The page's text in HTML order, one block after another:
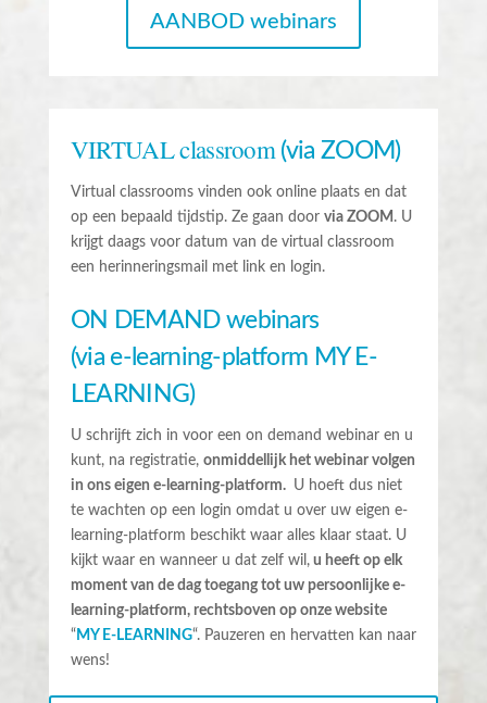
AANBOD webinars
VIRTUAL classroom (via ZOOM)
Virtual classrooms vinden ook online plaats en dat
op een bepaald tijdstip. Ze gaan door via ZOOM . U
krijgt daags voor datum van de virtual classroom
een herinneringsmail met link en login.
ON DEMAND webinars
(via e-learning-platform MY E-
LEARNING)
U schrijft zich in voor een on demand webinar en u
kunt, na registratie, onmiddellijk het webinar volgen
in ons eigen e-learning-platform. U hoeft dus niet
te wachten op een login omdat u over uw eigen e-
learning-platform beschikt waar alles klaar staat. U
kijkt waar en wanneer u dat zelf wil,u heeft op elk
moment van de dag toegang tot uw persoonlijke e-
learning-platform, rechtsboven op onze website
“MY E-LEARNING“. Pauzeren en hervatten kan naar
wens!